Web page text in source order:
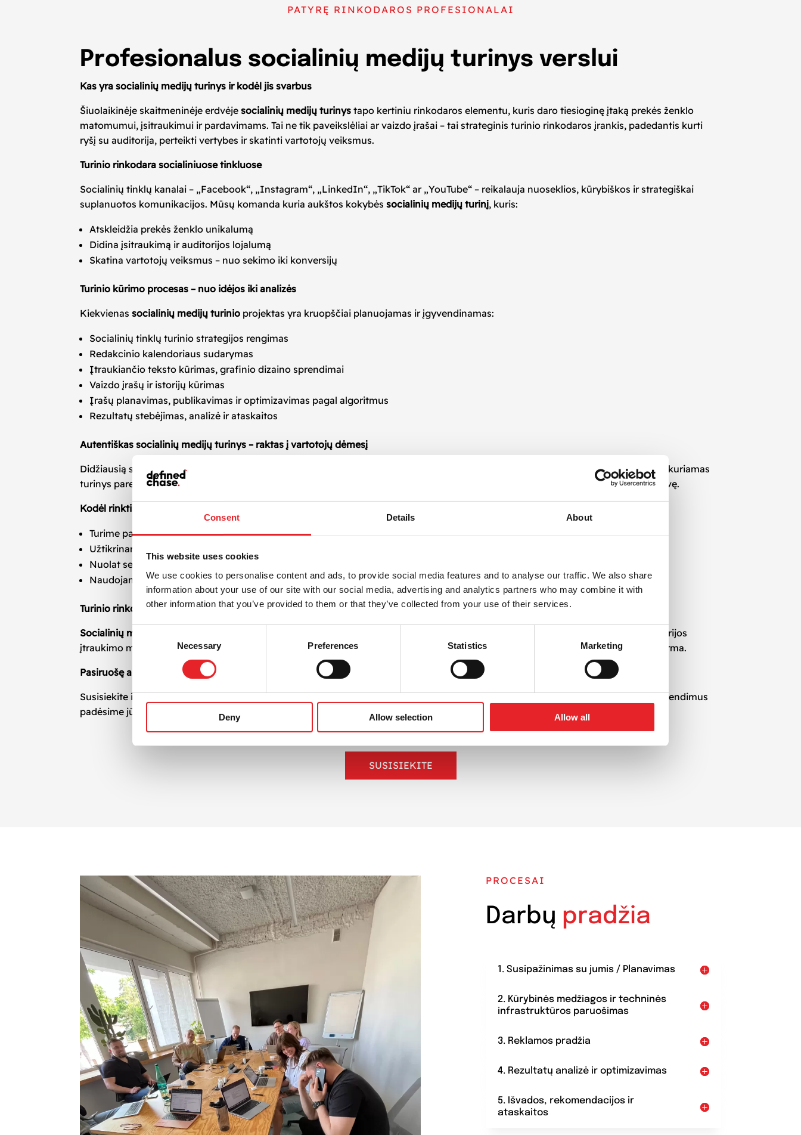
Consent Details About
This website uses cookies
We use cookies to personalise content and ads, to provide social media features and to analyse our traffic. We also share
information about your use of our site with our social media, advertising and analytics partners who may combine it with
other information that you’ve provided to them or that they’ve collected from your use of their services.
Consent
Selection
Necessary Preferences Statistics Marketing
Deny Allow selection Allow all
PATYRĘ RINKODAROS PROFESIONALAI
Profesionalus socialinių medijų turinys verslui
Kas yra socialinių medijų turinys ir kodėl jis svarbus
Šiuolaikinėje skaitmeninėje erdvėjesocialinių medijų turinys tapo kertiniu rinkodaros elementu, kuris daro tiesioginę įtaką prekės ženklo
matomumui, įsitraukimui ir pardavimams. Tai ne tik paveikslėliai ar vaizdo įrašai – tai strateginis turinio rinkodaros įrankis, padedantis kurti
ryšį su auditorija, perteikti vertybes ir skatinti vartotojų veiksmus.
Turinio rinkodara socialiniuose tinkluose
Socialinių tinklų kanalai – „Facebook“, „Instagram“, „LinkedIn“, „TikTok“ ar „YouTube“ – reikalauja nuoseklios, kūrybiškos ir strategiškai
suplanuotos komunikacijos. Mūsų komanda kuria aukštos kokybėssocialinių medijų turinį, kuris:
Atskleidžia prekės ženklo unikalumą
Didina įsitraukimą ir auditorijos lojalumą
Skatina vartotojų veiksmus – nuo sekimo iki konversijų
Turinio kūrimo procesas – nuo idėjos iki analizės
Kiekvienassocialinių medijų turinio projektas yra kruopščiai planuojamas ir įgyvendinamas:
Socialinių tinklų turinio strategijos rengimas
Redakcinio kalendoriaus sudarymas
Įtraukiančio teksto kūrimas, grafinio dizaino sprendimai
Vaizdo įrašų ir istorijų kūrimas
Įrašų planavimas, publikavimas ir optimizavimas pagal algoritmus
Rezultatų stebėjimas, analizė ir ataskaitos
Autentiškas socialinių medijų turinys – raktas į vartotojų dėmesį
Didžiausią sėkmę pasiekia tie verslai, kurių
yra autentiškas, vertingas ir atitinka vartotojų lūkesčius. Mūsų kuriamas
turinys paremtas duomenimis, tendencijomis ir realia auditorijos elgsena – todėl kiekvienas įrašas tarnauja tikslui, o ne užpildo erdvę.
Kodėl rinktis mūsų komandą socialinių tinklų turiniui
Turime patirties skirtinguose sektoriuose – nuo e. komercijos iki paslaugų
Užtikriname profesionalų turinio planavimą ir įgyvendinimą
Nuolat sekame socialinių tinklų pokyčius ir algoritmus
Naudojame pažangius įrankius turinio testavimui, publikavimui ir analizei
Turinio rinkodara – ne vien tik įrašai
Socialinių medijų turinys
– tai visapusiška komunikacijos strategija, apimanti istorijų kūrimą, prekės ženklo pozicionavimą ir auditorijos
įtraukimo metodikas. Mūsų tikslas – kad jūsų socialinių tinklų kanalai taptų pardavimo, komunikacijos ir įvaizdžio stiprinimo platforma.
Pasiruošę augti su socialinių medijų turiniu?
Susisiekite ir pradėkime kurtisocialinių medijų turinį, kuris iš tiesų veikia. Pasitelkdami strateginę turinio rinkodarą ir kūrybinius sprendimus
padėsime jūsų verslui išsiskirti, augti ir pasiekti rezultatus.
SUSISIEKITE
PROCESAI
Darbų pradžia
1. Susipažinimas su jumis / Planavimas
2. Kūrybinės medžiagos ir techninės
infrastruktūros paruošimas
3. Reklamos pradžia
4. Rezultatų analizė ir optimizavimas
5. Išvados, rekomendacijos ir
ataskaitos